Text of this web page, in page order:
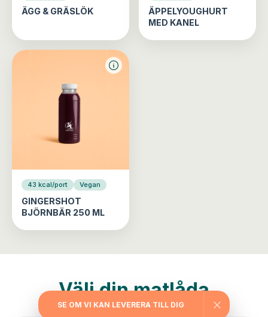
ÄGG & GRÄSLÖK
ÄPPELYOUGHURT
MED KANEL
43 kcal/port Vegan
GINGERSHOT
BJÖRNBÄR 250 ML
Välj din matlåda
SE OM VI KAN LEVERERA TILL DIG